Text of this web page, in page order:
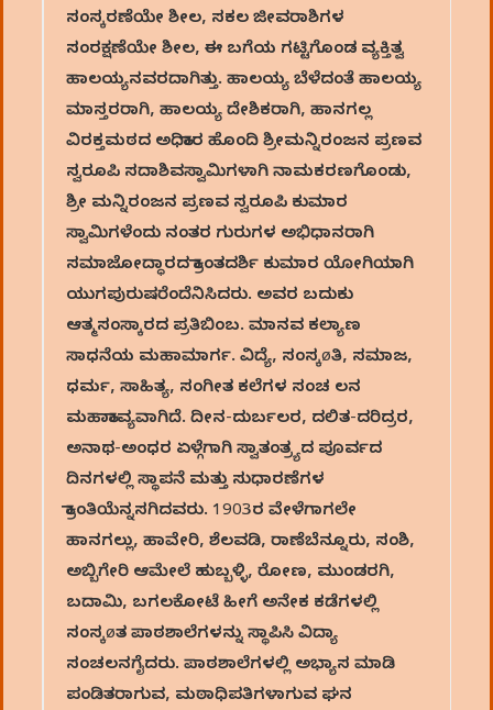
ಸಂಸ್ಕರಣೆಯೇ ಶೀಲ, ಸಕಲ ಜೀವರಾಶಿಗಳ
ಸಂರಕ್ಷಣೆಯೇ ಶೀಲ, ಈ ಬಗೆಯ ಗಟ್ಟಿಗೊಂಡ ವ್ಯಕ್ತಿತ್ವ
ಹಾಲಯ್ಯನವರದಾಗಿತ್ತು. ಹಾಲಯ್ಯ ಬೆಳೆದಂತೆ ಹಾಲಯ್ಯ
ಮಾಸ್ತರರಾಗಿ, ಹಾಲಯ್ಯ ದೇಶಿಕರಾಗಿ, ಹಾನಗಲ್ಲ
ವಿರಕ್ತಮಠದ ಅಧಿಕಾರ ಹೊಂದಿ ಶ್ರೀಮನ್ನಿರಂಜನ ಪ್ರಣವ
ಸ್ವರೂಪಿ ಸದಾಶಿವಸ್ವಾಮಿಗಳಾಗಿ ನಾಮಕರಣಗೊಂಡು,
ಶ್ರೀ ಮನ್ನಿರಂಜನ ಪ್ರಣವ ಸ್ವರೂಪಿ ಕುಮಾರ
ಸ್ವಾಮಿಗಳೆಂದು ನಂತರ ಗುರುಗಳ ಅಭಿಧಾನರಾಗಿ
ಸಮಾಜೋದ್ಧಾರದ ಕ್ರಾಂತದರ್ಶಿ ಕುಮಾರ ಯೋಗಿಯಾಗಿ
ಯುಗಪುರುಷರೆಂದೆನಿಸಿದರು. ಅವರ ಬದುಕು
ಆತ್ಮಸಂಸ್ಕಾರದ ಪ್ರತಿಬಿಂಬ. ಮಾನವ ಕಲ್ಯಾಣ
ಸಾಧನೆಯ ಮಹಾಮಾರ್ಗ. ವಿದ್ಯೆ, ಸಂಸ್ಕøತಿ, ಸಮಾಜ,
ಧರ್ಮ, ಸಾಹಿತ್ಯ, ಸಂಗೀತ ಕಲೆಗಳ ಸಂಚ ಲನ
ಮಹಾಕಾವ್ಯವಾಗಿದೆ. ದೀನ-ದುರ್ಬಲರ, ದಲಿತ-ದರಿದ್ರರ,
ಅನಾಥ-ಅಂಧರ ಏಳ್ಗೆಗಾಗಿ ಸ್ವಾತಂತ್ರ್ಯದ ಪೂರ್ವದ
ದಿನಗಳಲ್ಲಿ ಸ್ಥಾಪನೆ ಮತ್ತು ಸುಧಾರಣೆಗಳ
ಕ್ರಾಂತಿಯೆನ್ನಸಗಿದವರು. 1903ರ ವೇಳೆಗಾಗಲೇ
ಹಾನಗಲ್ಲು, ಹಾವೇರಿ, ಶೆಲವಡಿ, ರಾಣೆಬೆನ್ನೂರು, ಸಂಶಿ,
ಅಬ್ಬಿಗೇರಿ ಆಮೇಲೆ ಹುಬ್ಬಳ್ಳಿ, ರೋಣ, ಮುಂಡರಗಿ,
ಬದಾಮಿ, ಬಗಲಕೋಟೆ ಹೀಗೆ ಅನೇಕ ಕಡೆಗಳಲ್ಲಿ
ಸಂಸ್ಕøತ ಪಾಠಶಾಲೆಗಳನ್ನು ಸ್ಥಾಪಿಸಿ ವಿದ್ಯಾ
ಸಂಚಲನಗೈದರು. ಪಾಠಶಾಲೆಗಳಲ್ಲಿ ಅಭ್ಯಾಸ ಮಾಡಿ
ಪಂಡಿತರಾಗುವ, ಮಠಾಧಿಪತಿಗಳಾಗುವ ಘನ